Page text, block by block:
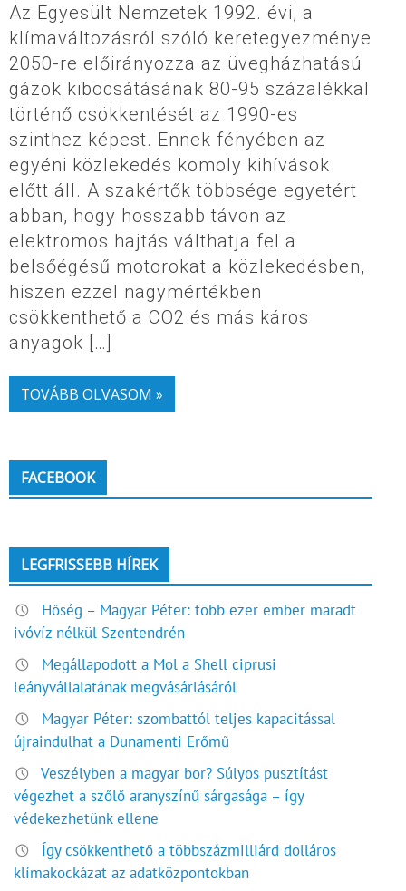
Az Egyesült Nemzetek 1992. évi, a
klímaváltozásról szóló keretegyezménye
2050-re előirányozza az üvegházhatású
gázok kibocsátásának 80-95 százalékkal
történő csökkentését az 1990-es
szinthez képest. Ennek fényében az
egyéni közlekedés komoly kihívások
előtt áll. A szakértők többsége egyetért
abban, hogy hosszabb távon az
elektromos hajtás válthatja fel a
belsőégésű motorokat a közlekedésben,
hiszen ezzel nagymértékben
csökkenthető a CO2 és más káros
anyagok […]
TOVÁBB OLVASOM »
FACEBOOK
LEGFRISSEBB HÍREK
Hőség – Magyar Péter: több ezer ember maradt
ivóvíz nélkül Szentendrén
Megállapodott a Mol a Shell ciprusi
leányvállalatának megvásárlásáról
Magyar Péter: szombattól teljes kapacitással
újraindulhat a Dunamenti Erőmű
Veszélyben a magyar bor? Súlyos pusztítást
végezhet a szőlő aranyszínű sárgasága – így
védekezhetünk ellene
Így csökkenthető a többszázmilliárd dolláros
klímakockázat az adatközpontokban